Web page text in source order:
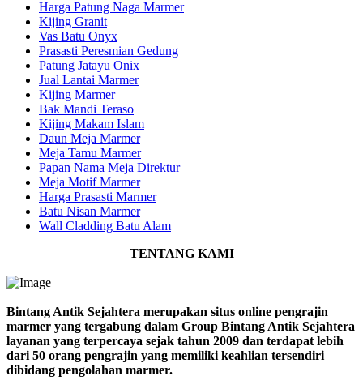
Harga Patung Naga Marmer
Kijing Granit
Vas Batu Onyx
Prasasti Peresmian Gedung
Patung Jatayu Onix
Jual Lantai Marmer
Kijing Marmer
Bak Mandi Teraso
Kijing Makam Islam
Daun Meja Marmer
Meja Tamu Marmer
Papan Nama Meja Direktur
Meja Motif Marmer
Harga Prasasti Marmer
Batu Nisan Marmer
Wall Cladding Batu Alam
TENTANG KAMI
Bintang Antik Sejahtera merupakan situs online pengrajin
marmer yang tergabung dalam Group Bintang Antik Sejahtera
layanan yang terpercaya sejak tahun 2009 dan terdapat lebih
dari 50 orang pengrajin yang memiliki keahlian tersendiri
dibidang pengolahan marmer.